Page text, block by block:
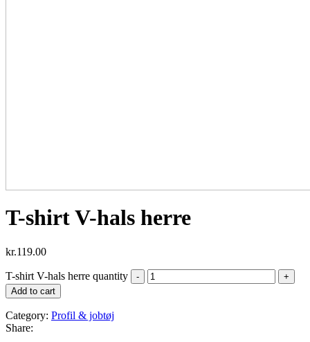
T-shirt V-hals herre
kr.119.00
T-shirt V-hals herre quantity
Add to cart
Category: Profil & jobtøj
Share: